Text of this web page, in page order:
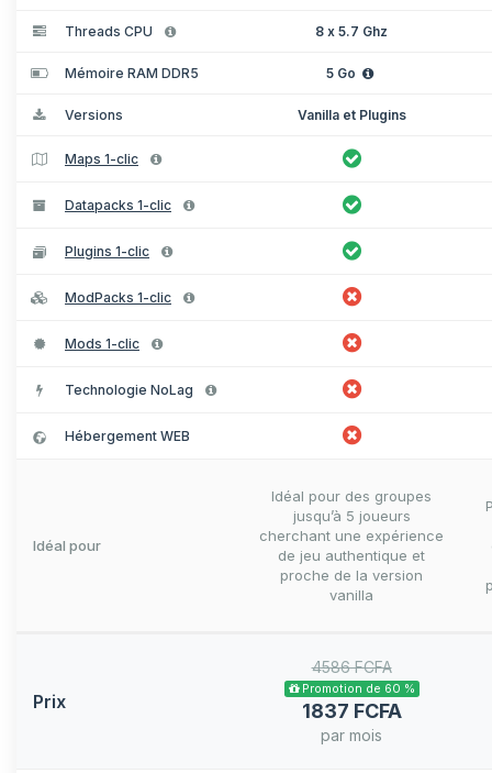
Threads CPU 8 x 5.7 Ghz
Mémoire RAM DDR5 5 Go
Versions Vanilla et Plugins
Maps 1-clic
Datapacks 1-clic
Plugins 1-clic
ModPacks 1-clic
Mods 1-clic
Technologie NoLag
Hébergement WEB
Idéal pour
Idéal pour des groupes
jusqu’à 5 joueurs
cherchant une expérience
de jeu authentique et
proche de la version
vanilla
Prix
4586 FCFA
Promotion de 60 %
1837 FCFA
par mois